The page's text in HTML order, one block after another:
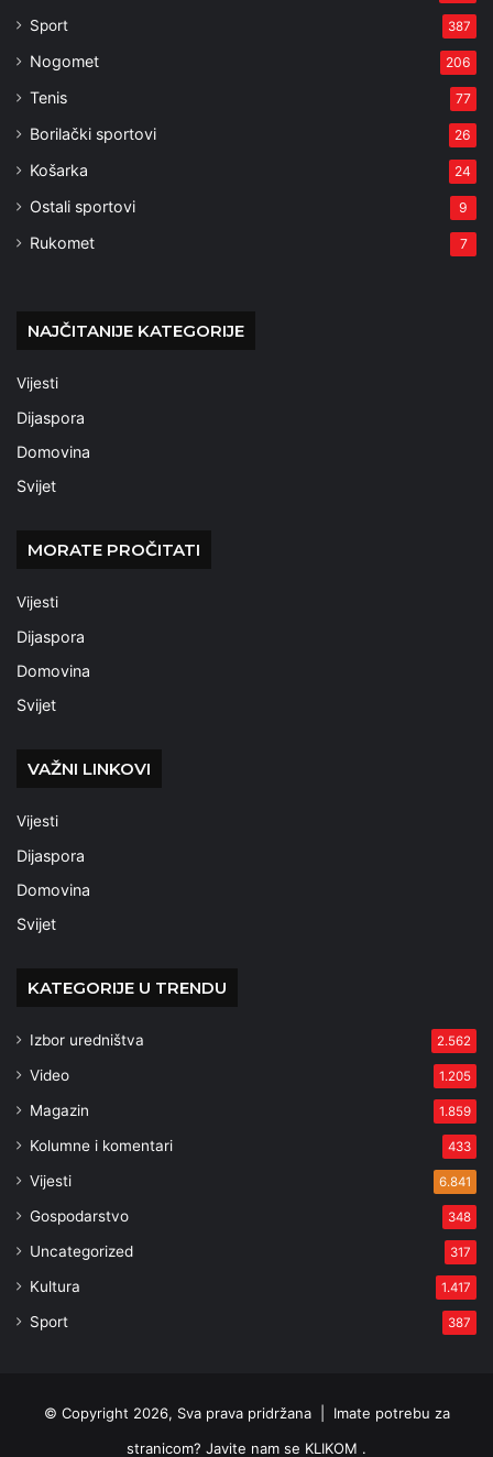
Sport 387
Nogomet 206
Tenis 77
Borilački sportovi 26
Košarka 24
Ostali sportovi 9
Rukomet 7
NAJČITANIJE KATEGORIJE
Vijesti
Dijaspora
Domovina
Svijet
MORATE PROČITATI
Vijesti
Dijaspora
Domovina
Svijet
VAŽNI LINKOVI
Vijesti
Dijaspora
Domovina
Svijet
KATEGORIJE U TRENDU
Izbor uredništva 2.562
Video 1.205
Magazin 1.859
Kolumne i komentari 433
Vijesti 6.841
Gospodarstvo 348
Uncategorized 317
Kultura 1.417
Sport 387
© Copyright 2026, Sva prava pridržana | Imate potrebu za
stranicom? Javite nam se KLIKOM .